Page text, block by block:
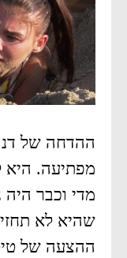
ההדחה של
מפתיעה. היא
מדי וכבר
שהיא לא
ההצעה של